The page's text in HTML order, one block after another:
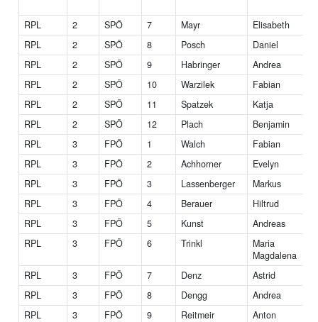
RPL 2 SPÖ 7 Mayr Elisabeth
RPL
2 SPÖ 8 Posch
Daniel
RPL
2 SPÖ 9 Habringer
Andrea
RPL
2 SPÖ 10 Warzilek
Fabian
RPL
2 SPÖ 11 Spatzek
Katja
RPL
2 SPÖ 12 Plach
Benjamin
RPL
3 FPÖ 1 Walch
Fabian
RPL
3 FPÖ 2 Achhorner Evelyn
RPL
3 FPÖ 3 Lassenberger
Markus
RPL
3 FPÖ 4 Berauer
Hiltrud
RPL
3 FPÖ 5 Kunst
Andreas
RPL
3 FPÖ 6 Trinkl
Maria
Magdalena
RPL
3 FPÖ 7 Denz
Astrid
RPL
3 FPÖ 8 Dengg
Andrea
RPL
3 FPÖ 9 Reitmeir
Anton